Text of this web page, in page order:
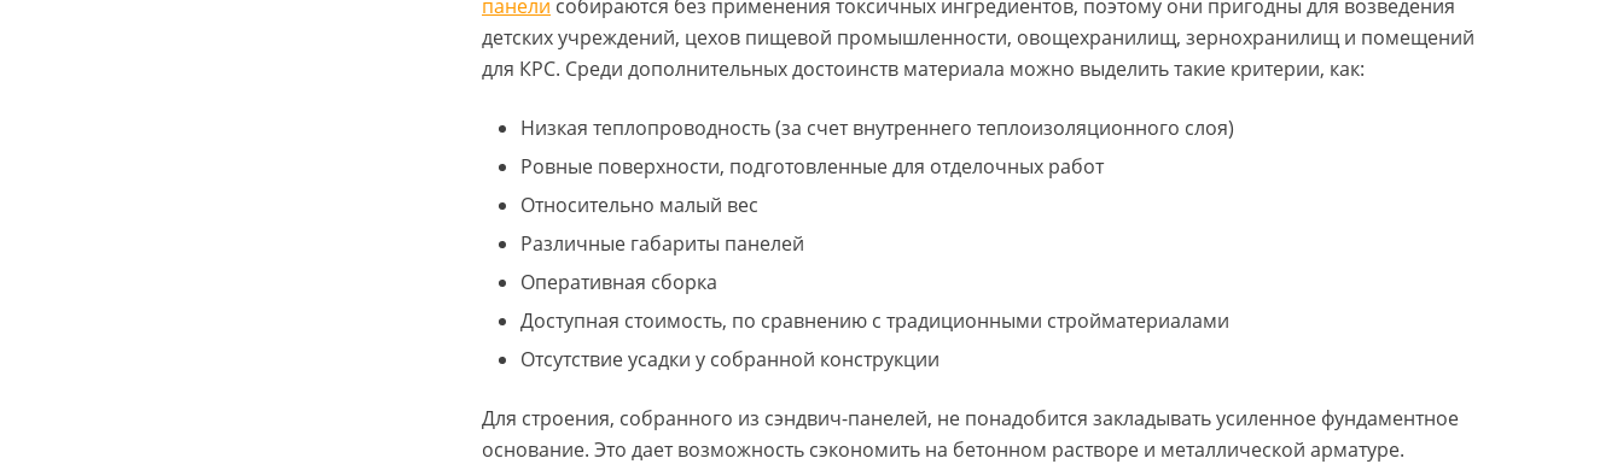
панели собираются без применения токсичных ингредиентов, поэтому они пригодны для возведения
детских учреждений, цехов пищевой промышленности, овощехранилищ, зернохранилищ и помещений
для КРС. Среди дополнительных достоинств материала можно выделить такие критерии, как:
Низкая теплопроводность (за счет внутреннего теплоизоляционного слоя)
Ровные поверхности, подготовленные для отделочных работ
Относительно малый вес
Различные габариты панелей
Оперативная сборка
Доступная стоимость, по сравнению с традиционными стройматериалами
Отсутствие усадки у собранной конструкции
Для строения, собранного из сэндвич-панелей, не понадобится закладывать усиленное фундаментное
основание. Это дает возможность сэкономить на бетонном растворе и металлической арматуре.